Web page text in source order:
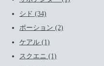
シド (34)
ポーション (2)
ケアル (1)
スクエニ (1)